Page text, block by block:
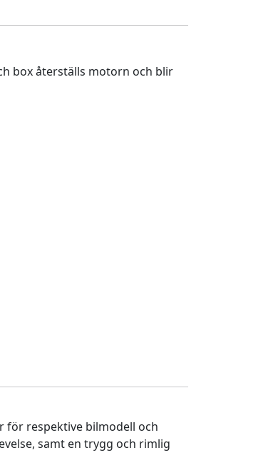
box återställs motorn och blir
för respektive bilmodell och
samt en trygg och rimlig